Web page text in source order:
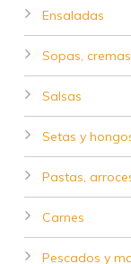
Ensaladas
Sopas,
Salsas
Setas y
Pastas,
Carnes
Pescados y